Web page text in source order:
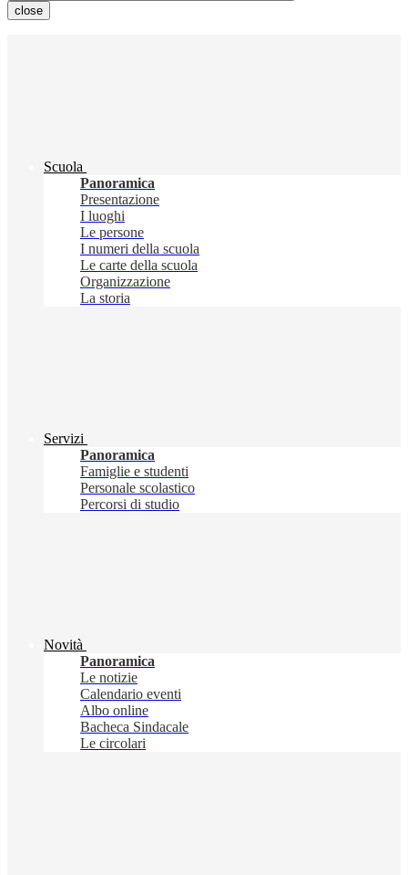
close
Scuola
Panoramica
Presentazione
I luoghi
Le persone
I numeri della scuola
Le carte della scuola
Organizzazione
La storia
Servizi
Panoramica
Famiglie e studenti
Personale scolastico
Percorsi di studio
Novità
Panoramica
Le notizie
Calendario eventi
Albo online
Bacheca Sindacale
Le circolari